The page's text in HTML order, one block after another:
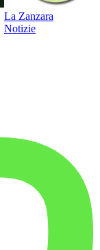
La Zanzara
Notizie